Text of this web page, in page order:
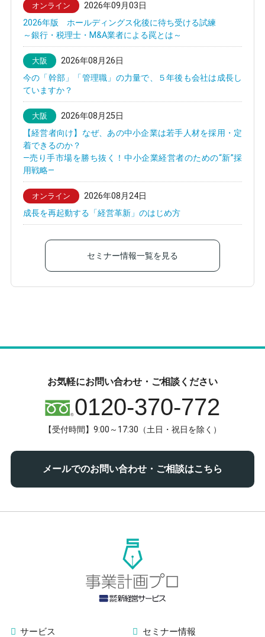
オンライン
2026年09月03日
2026年版 ホールディングス化後に待ち受ける試練
～銀行・税理士・M&A業者による罠とは～
大阪
2026年08月26日
今の「幹部」「管理職」の力量で、５年後も会社は成長し
ていますか？
大阪
2026年08月25日
【経営者向け】なぜ、あの中小企業は若手人材を採用・定
着できるのか？
—売り手市場を勝ち抜く！中小企業経営者のための“新”採
用戦略—
オンライン
2026年08月24日
成長を再起動する「経営革新」のはじめ方
セミナー情報一覧を見る
お気軽にお問い合わせ・ご相談ください
0120-370-772
【受付時間】9:00～17:30（土日・祝日を除く）
メールでのお問い合わせ・ご相談はこちら
サービス セミナー情報